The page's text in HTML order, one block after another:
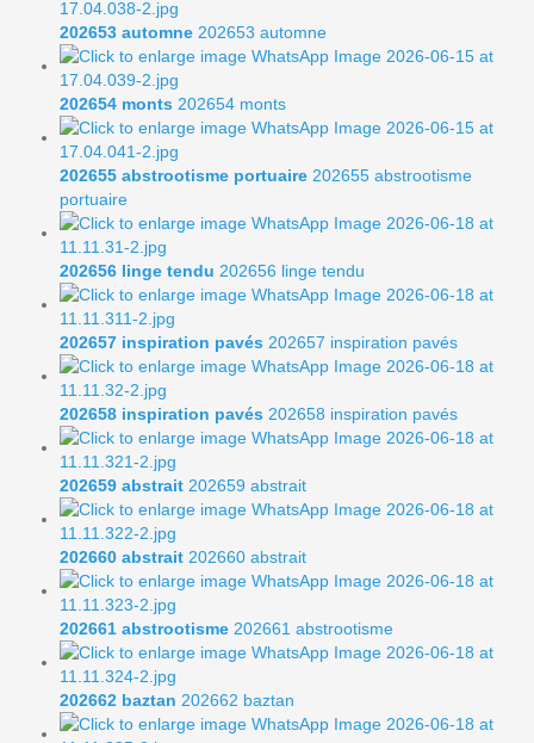
202653 automne 202653 automne
202654 monts 202654 monts
202655 abstrootisme portuaire 202655 abstrootisme
portuaire
202656 linge tendu 202656 linge tendu
202657 inspiration pavés 202657 inspiration pavés
202658 inspiration pavés 202658 inspiration pavés
202659 abstrait 202659 abstrait
202660 abstrait 202660 abstrait
202661 abstrootisme 202661 abstrootisme
202662 baztan 202662 baztan